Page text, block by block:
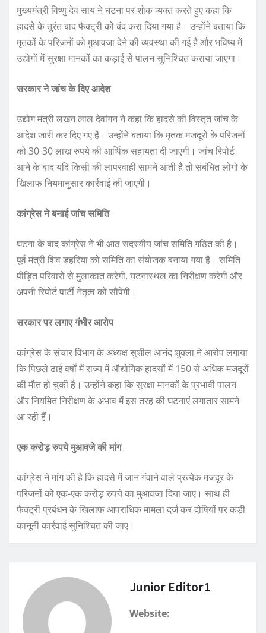
मुख्यमंत्री विष्णु देव साय ने घटना पर शोक व्यक्त करते हुए कहा कि
हादसे के तुरंत बाद फैक्ट्री को बंद करा दिया गया है। उन्होंने बताया कि
मृतकों के परिजनों को मुआवजा देने की व्यवस्था की गई है और भविष्य में
उद्योगों में सुरक्षा मानकों का कड़ाई से पालन सुनिश्चित कराया जाएगा।
सरकार ने जांच के दिए आदेश
उद्योग मंत्री लखन लाल देवांगन ने कहा कि हादसे की विस्तृत जांच के
आदेश जारी कर दिए गए हैं। उन्होंने बताया कि मृतक मजदूरों के परिजनों
को 30-30 लाख रुपये की आर्थिक सहायता दी जाएगी। जांच रिपोर्ट
आने के बाद यदि किसी की लापरवाही सामने आती है तो संबंधित लोगों के
खिलाफ नियमानुसार कार्रवाई की जाएगी।
कांग्रेस ने बनाई जांच समिति
घटना के बाद कांग्रेस ने भी आठ सदस्यीय जांच समिति गठित की है।
पूर्व मंत्री शिव डहरिया को समिति का संयोजक बनाया गया है। समिति
पीड़ित परिवारों से मुलाकात करेगी, घटनास्थल का निरीक्षण करेगी और
अपनी रिपोर्ट पार्टी नेतृत्व को सौंपेगी।
सरकार पर लगाए गंभीर आरोप
कांग्रेस के संचार विभाग के अध्यक्ष सुशील आनंद शुक्ला ने आरोप लगाया
कि पिछले ढाई वर्षों में राज्य में औद्योगिक हादसों में 150 से अधिक मजदूरों
की मौत हो चुकी है। उन्होंने कहा कि सुरक्षा मानकों के प्रभावी पालन
और नियमित निरीक्षण के अभाव में इस तरह की घटनाएं लगातार सामने
आ रही हैं।
एक करोड़ रुपये मुआवजे की मांग
कांग्रेस ने मांग की है कि हादसे में जान गंवाने वाले प्रत्येक मजदूर के
परिजनों को एक-एक करोड़ रुपये का मुआवजा दिया जाए। साथ ही
फैक्ट्री प्रबंधन के खिलाफ आपराधिक मामला दर्ज कर दोषियों पर कड़ी
कानूनी कार्रवाई सुनिश्चित की जाए।
Junior Editor1
Website: